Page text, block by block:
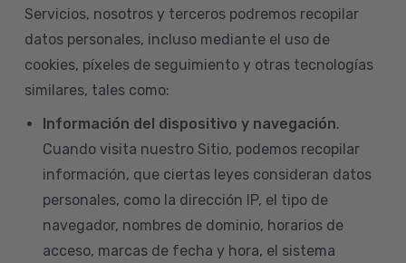
Servicios, nosotros y terceros podremos recopilar
datos personales, incluso mediante el uso de
cookies, píxeles de seguimiento y otras tecnologías
similares, tales como:
Información del dispositivo y navegación.
Cuando visita nuestro Sitio, podemos recopilar
información, que ciertas leyes consideran datos
personales, como la dirección IP, el tipo de
navegador, nombres de dominio, horarios de
acceso, marcas de fecha y hora, el sistema